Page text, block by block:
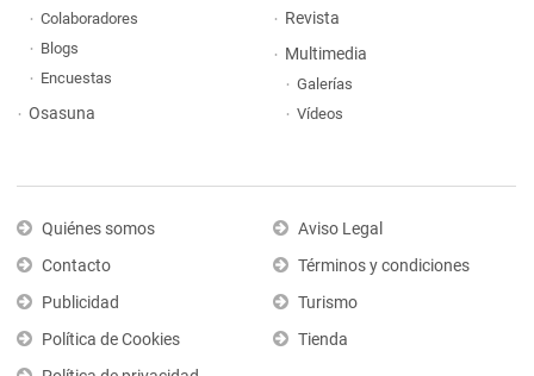
Colaboradores
Blogs
Encuestas
Osasuna
Revista
Multimedia
Galerías
Vídeos
Quiénes somos
Contacto
Publicidad
Política de Cookies
Aviso Legal
Términos y condiciones
Turismo
Tienda